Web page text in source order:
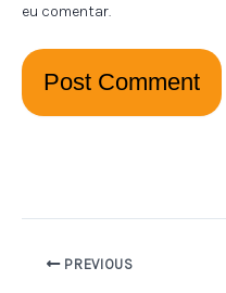
eu comentar.
PREVIOUS